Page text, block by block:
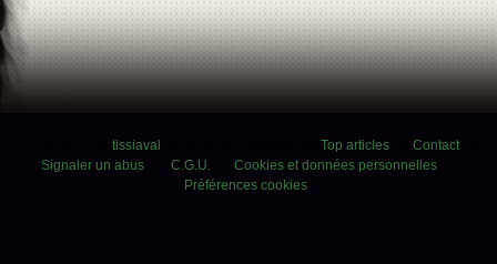
tissiaval Top articles
Contact
Signaler un abus
C.G.U.
Cookies et données personnelles
Préférences cookies